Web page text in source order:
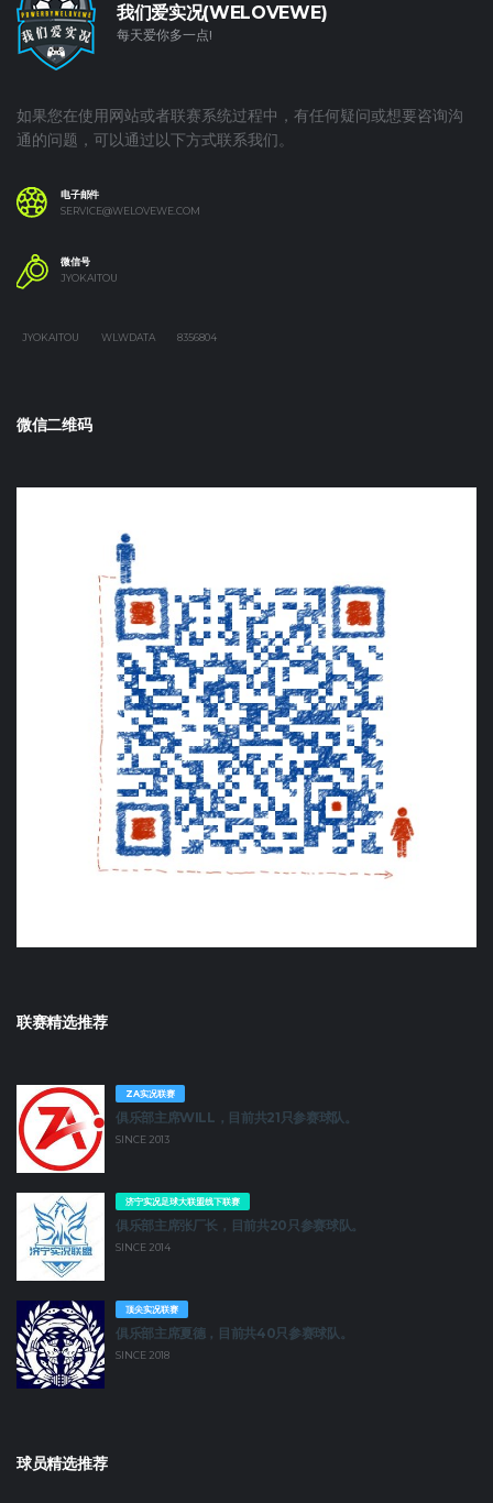
我们爱实况(WELOVEWE)
每天爱你多一点!
如果您在使用网站或者联赛系统过程中，有任何疑问或想要咨询沟
通的问题，可以通过以下方式联系我们。
电子邮件
SERVICE@WELOVEWE.COM
微信号
JYOKAITOU
JYOKAITOU WLWDATA 8356804
微信二维码
联赛精选推荐
ZA实况联赛
俱乐部主席WILL，目前共21只参赛球队。
SINCE 2013
济宁实况足球大联盟线下联赛
俱乐部主席张厂长，目前共20只参赛球队。
SINCE 2014
顶尖实况联赛
俱乐部主席夏德，目前共40只参赛球队。
SINCE 2018
球员精选推荐